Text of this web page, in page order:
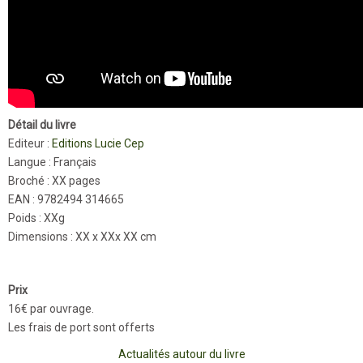
Détail du livre
Editeur : Editions Lucie Cep
Langue : Français
Broché : XX pages
EAN : 9782494 314665
Poids : XXg
Dimensions : XX x XXx XX cm
Prix
16€ par ouvrage.
Les frais de port sont offerts
Actualités autour du livre